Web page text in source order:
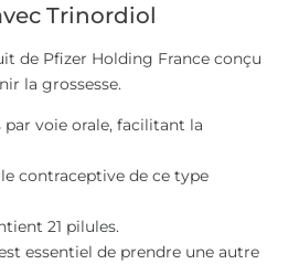
Trinordiol
de Pfizer Holding France conçu
la grossesse.
voie orale, facilitant la
contraceptive de ce type
21 pilules.
essentiel de prendre une autre